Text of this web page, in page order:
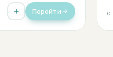
Перейти